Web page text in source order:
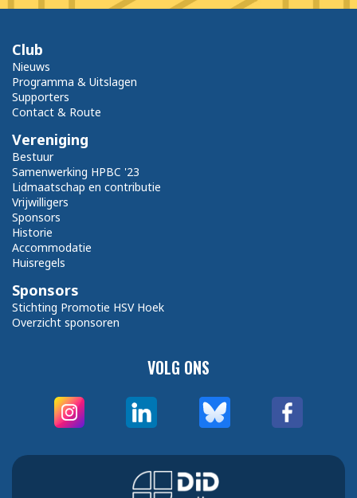
VOLG ONS
Club
Nieuws
Programma & Uitslagen
Supporters
Contact & Route
Vereniging
Bestuur
Samenwerking HPBC '23
Lidmaatschap en contributie
Vrijwilligers
Sponsors
Historie
Accommodatie
Huisregels
Sponsors
Stichting Promotie HSV Hoek
Overzicht sponsoren